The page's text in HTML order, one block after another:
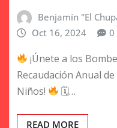
Benjamín "El
Oct 16, 2024
0
¡Únete a los
Recaudación Anual
Niños!
🗓…
READ MORE